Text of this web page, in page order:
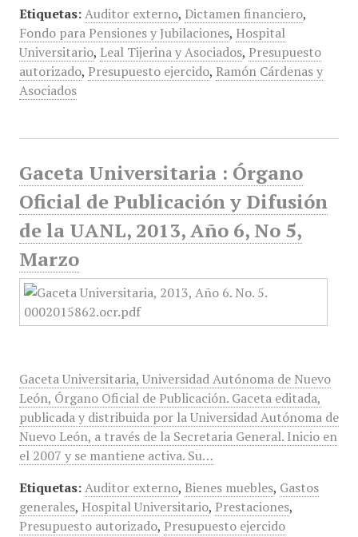
Etiquetas: Auditor externo, Dictamen financiero,
Fondo para Pensiones y Jubilaciones, Hospital
Universitario, Leal Tijerina y Asociados, Presupuesto
autorizado, Presupuesto ejercido, Ramón Cárdenas y
Asociados
Gaceta Universitaria : Órgano
Oficial de Publicación y Difusión
de la UANL, 2013, Año 6, No 5,
Marzo
Gaceta Universitaria, Universidad Autónoma de Nuevo
León, Órgano Oficial de Publicación. Gaceta editada,
publicada y distribuida por la Universidad Autónoma de
Nuevo León, a través de la Secretaria General. Inicio en
el 2007 y se mantiene activa. Su…
Etiquetas: Auditor externo, Bienes muebles, Gastos
generales, Hospital Universitario, Prestaciones,
Presupuesto autorizado, Presupuesto ejercido